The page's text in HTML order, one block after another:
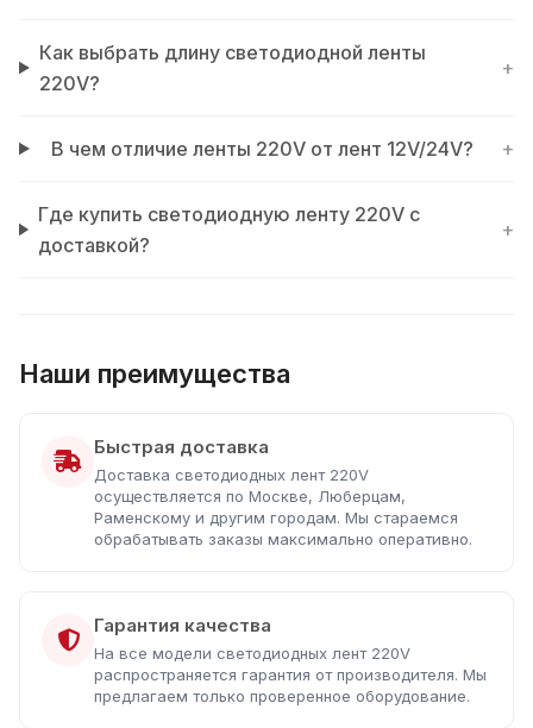
Как выбрать длину светодиодной ленты
220V?
+
В чем отличие ленты 220V от лент 12V/24V? +
Где купить светодиодную ленту 220V с
доставкой?
+
Наши преимущества
Быстрая доставка
Доставка светодиодных лент 220V
осуществляется по Москве, Люберцам,
Раменскому и другим городам. Мы стараемся
обрабатывать заказы максимально оперативно.
Гарантия качества
На все модели светодиодных лент 220V
распространяется гарантия от производителя. Мы
предлагаем только проверенное оборудование.